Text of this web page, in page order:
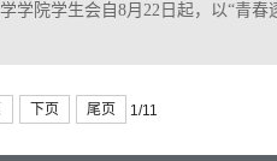
院学生会自8月22日起，以“青春
下页 尾页 1/11